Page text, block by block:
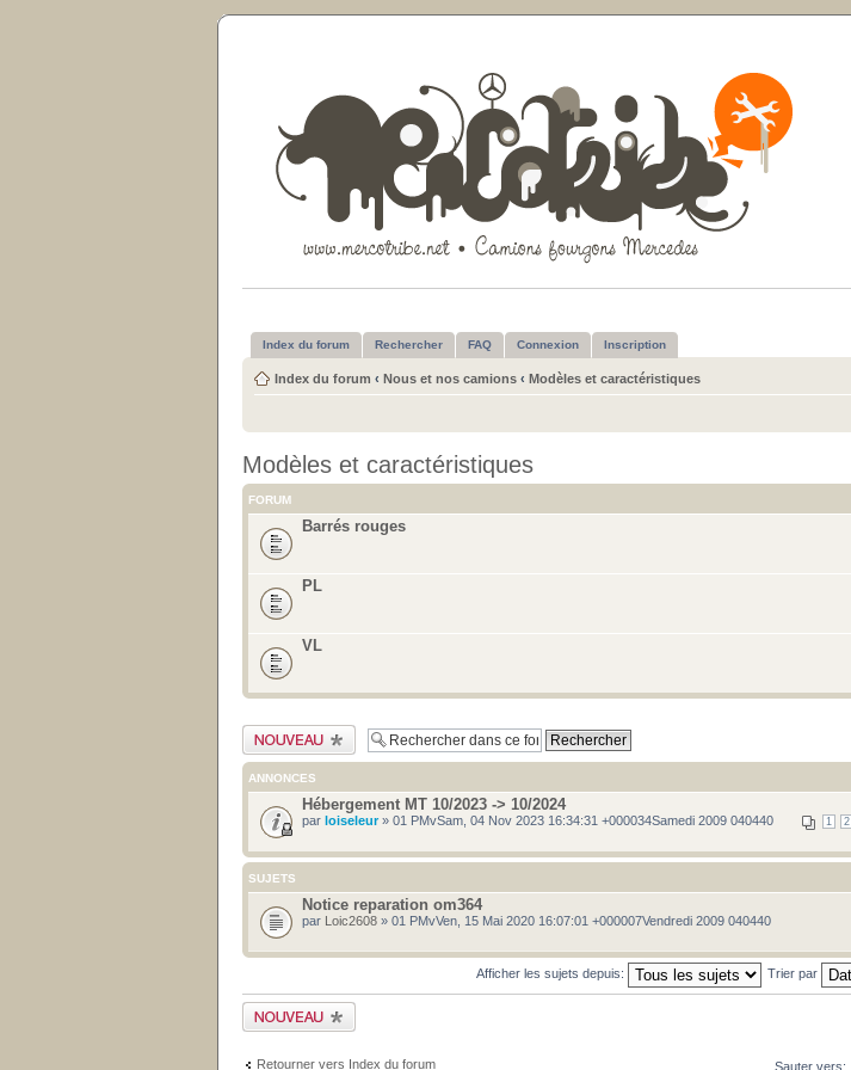
Index du forum Rechercher FAQ Connexion Inscription
Index du forum ‹ Nous et nos camions ‹ Modèles et caractéristiques
Modèles et caractéristiques
FORUM
Barrés rouges
PL
VL
Publier un nouveau
sujet
ANNONCES
Hébergement MT 10/2023 -> 10/2024
1 2
par loiseleur» 01 PMvSam, 04 Nov 2023 16:34:31 +000034Samedi 2009 040440
SUJETS
Notice reparation om364
par Loic2608 » 01 PMvVen, 15 Mai 2020 16:07:01 +000007Vendredi 2009 040440
Afficher les sujets depuis: Trier par
Publier un nouveau
sujet
Retourner vers Index du forum Sauter vers: